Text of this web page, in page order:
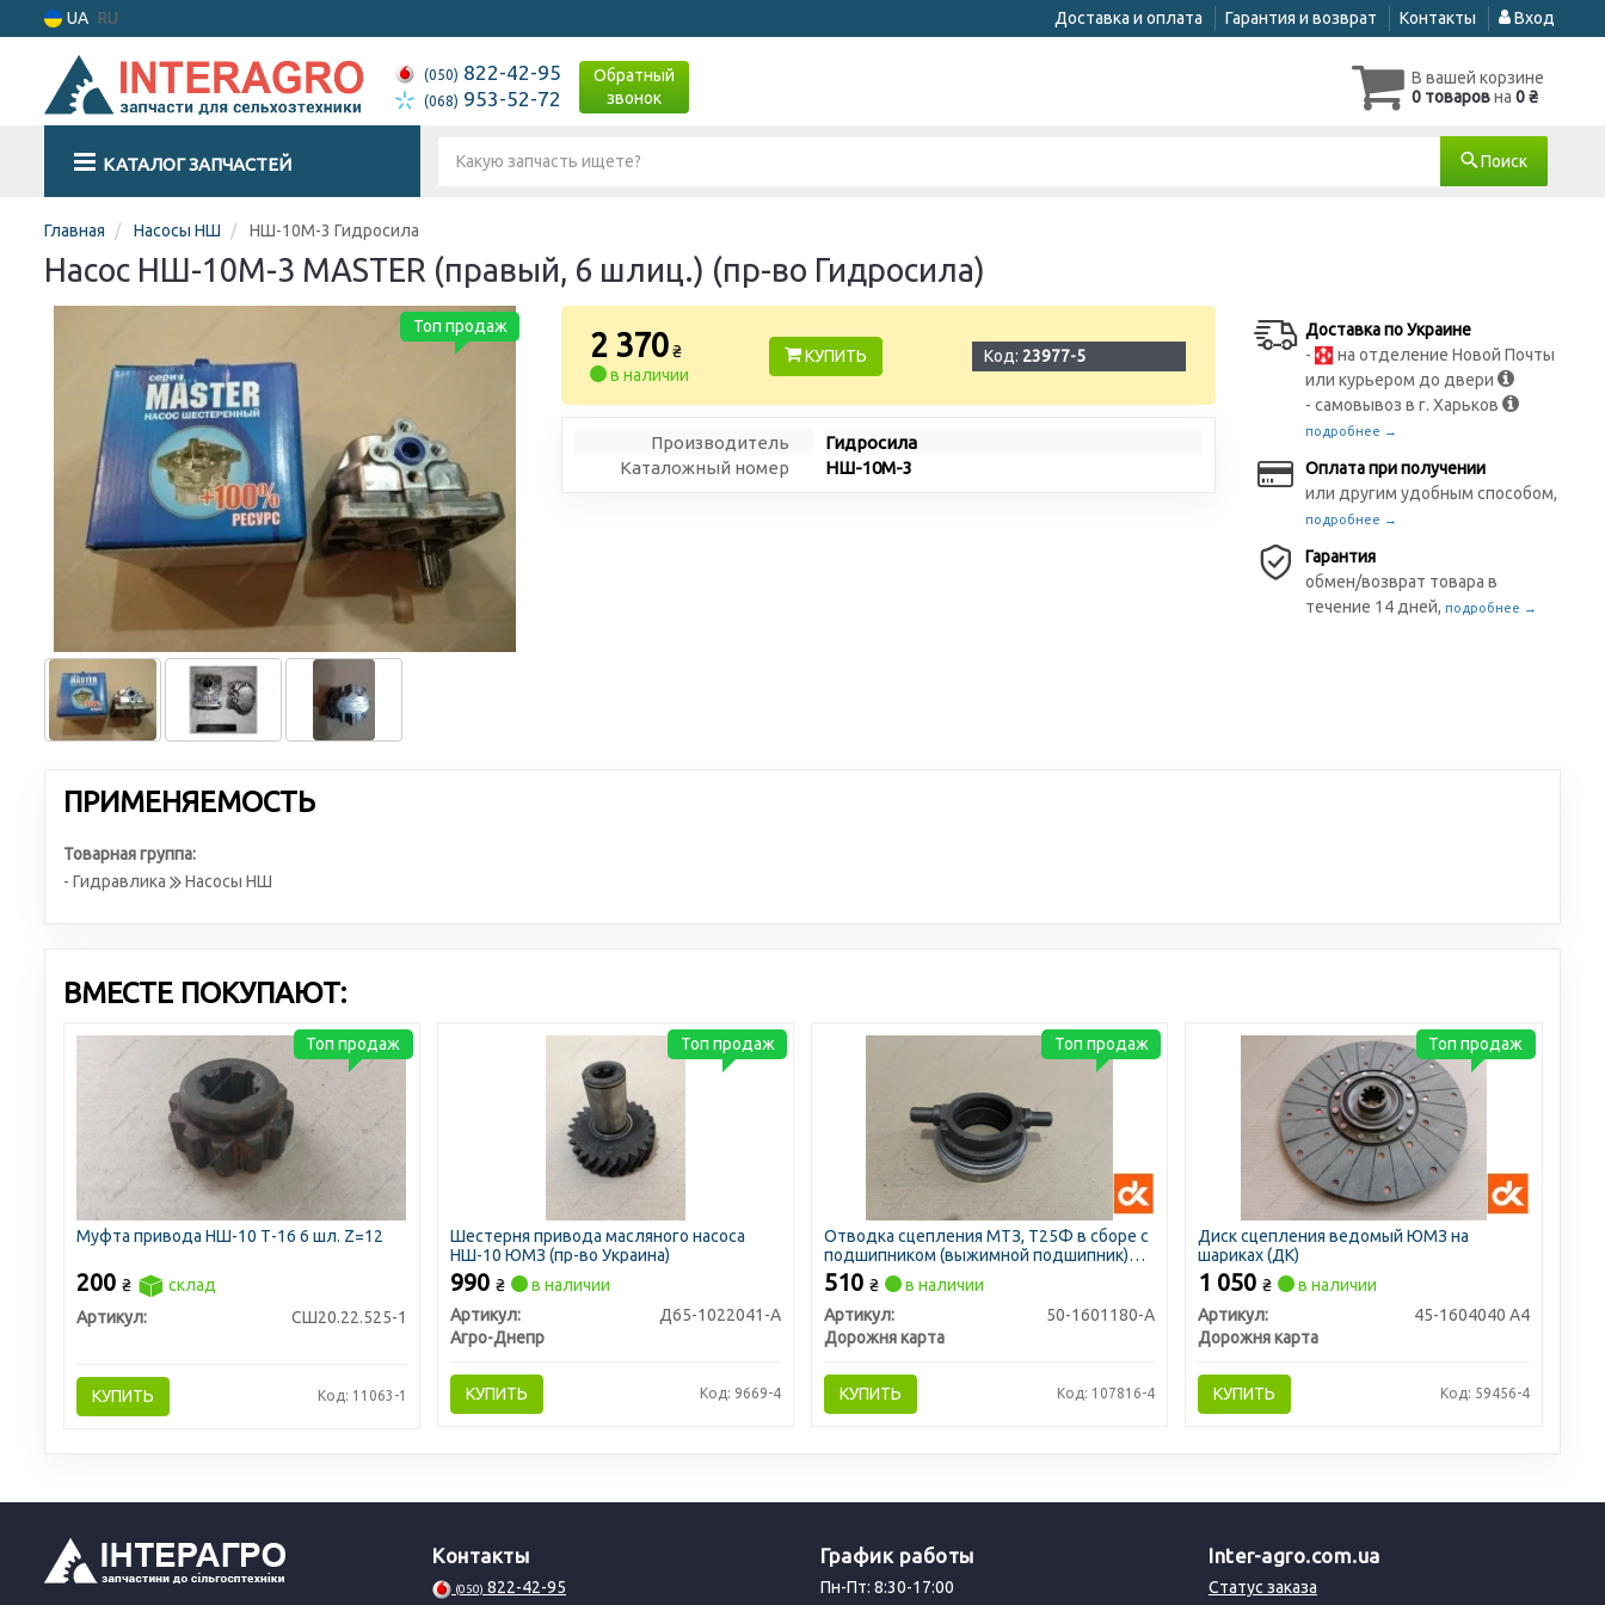
UA RU Доставка и оплата Гарантия и возврат Контакты Вход
(050) 822-42-95
(068) 953-52-72
Обратный
звонок
В вашей корзине
0 товаровна 0 ₴
КАТАЛОГ ЗАПЧАСТЕЙ Поиск
Главная Насосы НШ НШ-10М-3 Гидросила
Насос НШ-10М-3 MASTER (правый, 6 шлиц.) (пр-во Гидросила)
Топ продаж
2 370 ₴
в наличии
КУПИТЬ Код: 23977-5
Производитель
Гидросила
Каталожный номер
НШ-10М-3
Доставка по Украине
-
на отделение Новой Почты
или курьером до двери
- самовывоз в г. Харьков
подробнее →
Оплата при получении
или другим удобным способом,
подробнее →
Гарантия
обмен/возврат товара в
течение 14 дней,подробнее →
ПРИМЕНЯЕМОСТЬ
Товарная группа:
- Гидравлика
Насосы НШ
ВМЕСТЕ ПОКУПАЮТ:
Муфта привода НШ-10 Т-16 6 шл. Z=12
200 ₴
склад
Артикул:
СШ20.22.525-1
КУПИТЬ Код: 11063-1
Топ продаж
Шестерня привода масляного насоса
НШ-10 ЮМЗ (пр-во Украина)
990 ₴
в наличии
Артикул:
Д65-1022041-А
Агро-Днепр
КУПИТЬ Код: 9669-4
Топ продаж
Отводка сцепления МТЗ, Т25Ф в сборе с
подшипником (выжимной подшипник)
(ДК)
510 ₴
в наличии
Артикул:
50-1601180-А
Дорожня карта
КУПИТЬ Код: 107816-4
Топ продаж
Диск сцепления ведомый ЮМЗ на
шариках (ДК)
1 050₴
в наличии
Артикул:
45-1604040 А4
Дорожня карта
КУПИТЬ Код: 59456-4
Топ продаж
Контакты
(050) 822-42-95
График работы
Пн-Пт: 8:30-17:00
Inter-agro.com.ua
Статус заказа